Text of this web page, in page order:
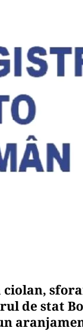
ciolan,
de stat